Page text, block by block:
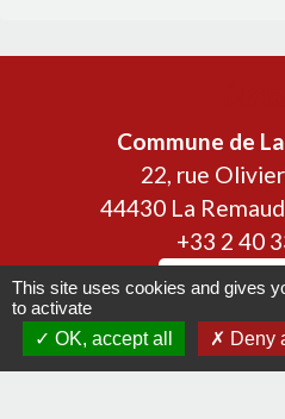
Commune de
22, rue
44430 La
+33 2 40
Contact par
This site uses cookies and gives
to activate
OK, accept all
Deny